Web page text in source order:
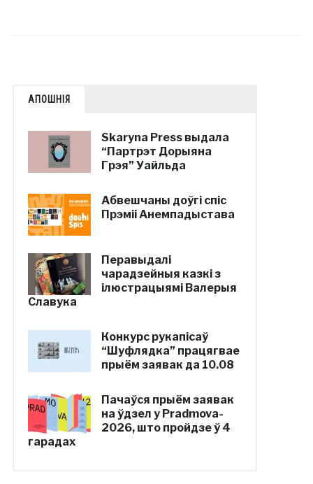
АПОШНІЯ
Skaryna Press выдала
“Партрэт Дорыяна
Грэя” Уайльда
Абвешчаны доўгі спіс
Прэміі Анемпадыстава
Перавыдалі
чарадзейныя казкі з
ілюстрацыямі Валерыя
Славука
Конкурс рукапісаў
“Шуфлядка” працягвае
прыём заявак да 10.08
Пачаўся прыём заявак
на ўдзел у Pradmova-
2026, што пройдзе ў 4
гарадах